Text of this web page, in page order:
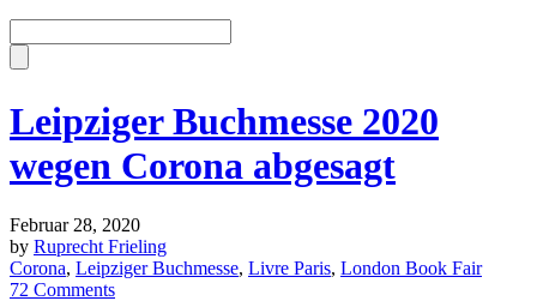
Leipziger Buchmesse 2020
wegen Corona abgesagt
Februar 28, 2020
by Ruprecht Frieling
Corona, Leipziger Buchmesse, Livre Paris, London Book Fair
72 Comments